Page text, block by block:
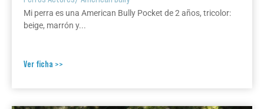
Mi perra es una American Bully Pocket de 2 años, tricolor:
beige, marrón y...
Ver ficha >>